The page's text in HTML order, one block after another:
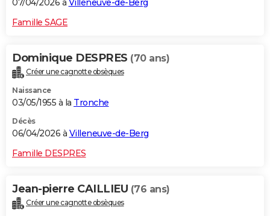
07/04/2026 à Villeneuve-de-Berg
Famille SAGE
Dominique DESPRES (70 ans)
Créer une cagnotte obsèques
Naissance
03/05/1955 à la Tronche
Décès
06/04/2026 à Villeneuve-de-Berg
Famille DESPRES
Jean-pierre CAILLIEU (76 ans)
Créer une cagnotte obsèques